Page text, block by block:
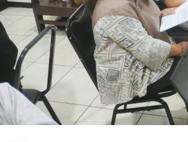
g
e
d
a
P
s
t